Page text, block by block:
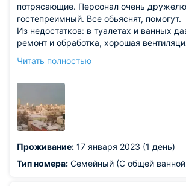
потрясающие. Персонал очень
гостепреимный. Все обьяснят, помогут.
Из недостатков: в туалетах и ванных
ремонт и обработка, хорошая
нас было сломанное заклеенное окно. Я
администратору, что заранее потом до
принесла обогреватель и нам было
вопросов к собственнику. Не
Читать полностью
Проживание: 17 января 2023 (1 день)
Тип номера: Семейный (С общей ванной